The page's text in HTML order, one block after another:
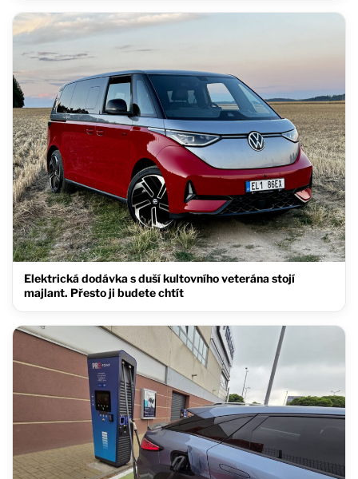
Elektrická dodávka s duší kultovního veterána stojí
majlant. Přesto ji budete chtít